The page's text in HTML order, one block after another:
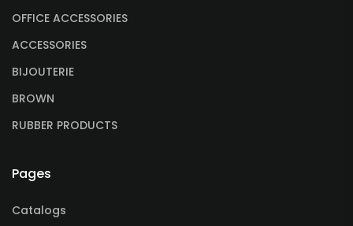
OFFICE ACCESSORIES
ACCESSORIES
BIJOUTERIE
BROWN
RUBBER PRODUCTS
Pages
Catalogs